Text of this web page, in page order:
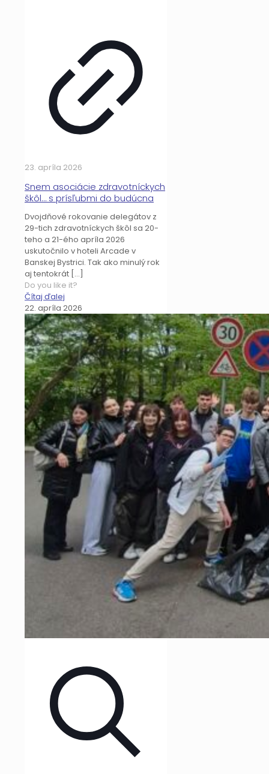
23. apríla 2026
Snem asociácie zdravotníckych
škôl… s prísľubmi do budúcna
Dvojdňové rokovanie delegátov z
29-tich zdravotníckych škôl sa 20-
teho a 21-ého apríla 2026
uskutočnilo v hoteli Arcade v
Banskej Bystrici. Tak ako minulý rok
aj tentokrát […]
Do you like it?
Čítaj ďalej
22. apríla 2026